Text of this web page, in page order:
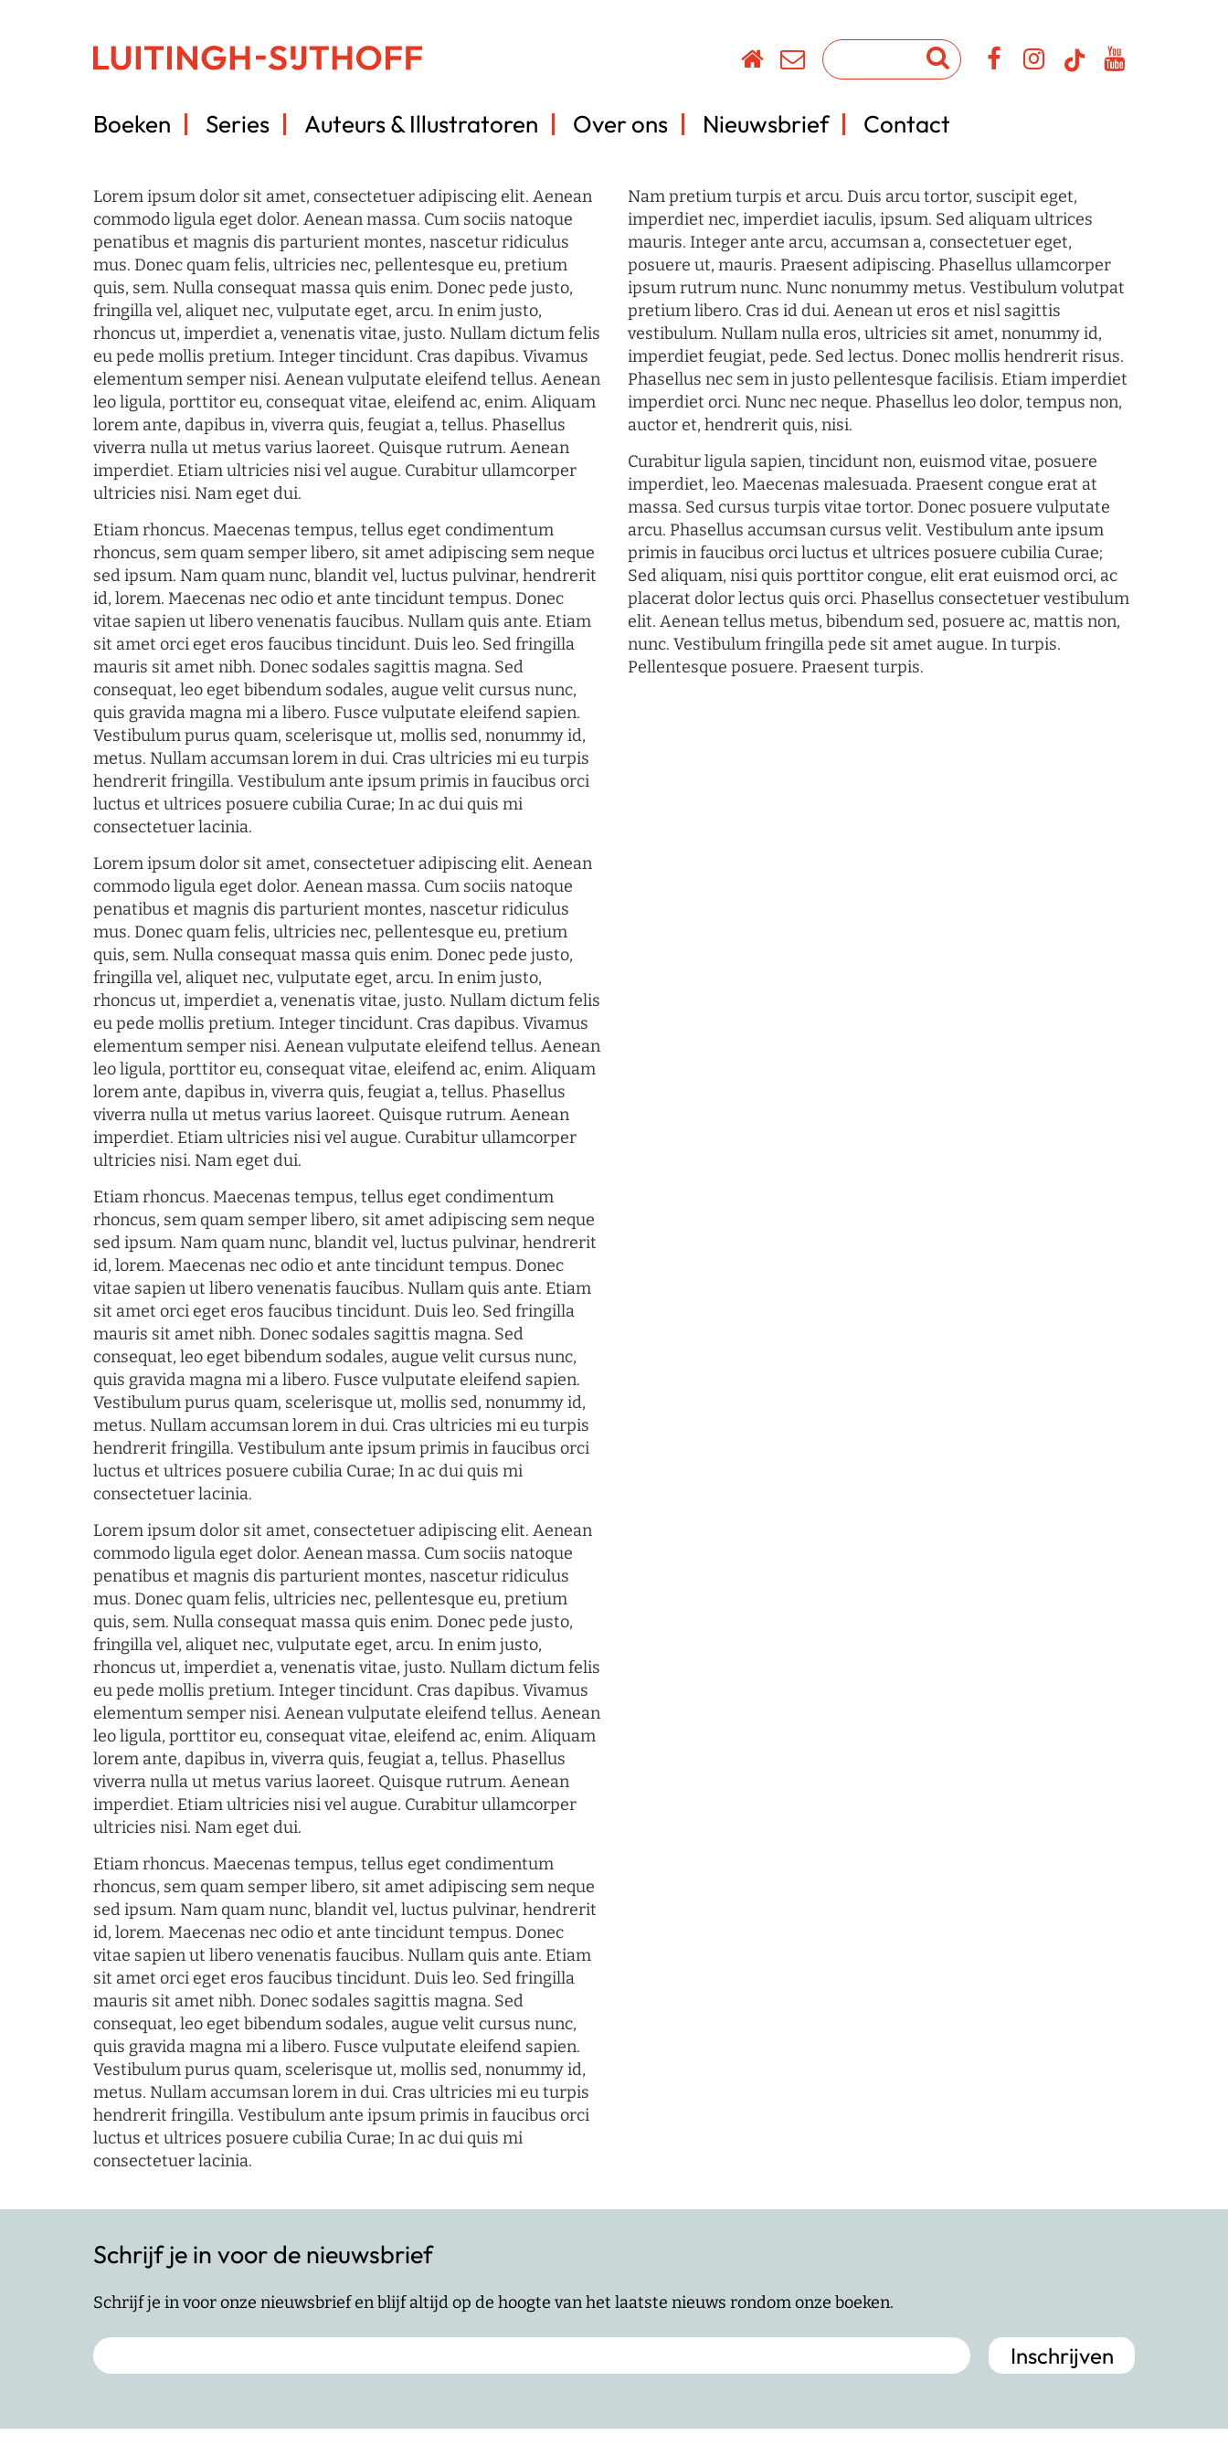
Boeken Series Auteurs & Illustratoren Over ons Nieuwsbrief Contact
Lorem ipsum dolor sit amet, consectetuer adipiscing elit. Aenean
commodo ligula eget dolor. Aenean massa. Cum sociis natoque
penatibus et magnis dis parturient montes, nascetur ridiculus
mus. Donec quam felis, ultricies nec, pellentesque eu, pretium
quis, sem. Nulla consequat massa quis enim. Donec pede justo,
fringilla vel, aliquet nec, vulputate eget, arcu. In enim justo,
rhoncus ut, imperdiet a, venenatis vitae, justo. Nullam dictum felis
eu pede mollis pretium. Integer tincidunt. Cras dapibus. Vivamus
elementum semper nisi. Aenean vulputate eleifend tellus. Aenean
leo ligula, porttitor eu, consequat vitae, eleifend ac, enim. Aliquam
lorem ante, dapibus in, viverra quis, feugiat a, tellus. Phasellus
viverra nulla ut metus varius laoreet. Quisque rutrum. Aenean
imperdiet. Etiam ultricies nisi vel augue. Curabitur ullamcorper
ultricies nisi. Nam eget dui.
Etiam rhoncus. Maecenas tempus, tellus eget condimentum
rhoncus, sem quam semper libero, sit amet adipiscing sem neque
sed ipsum. Nam quam nunc, blandit vel, luctus pulvinar, hendrerit
id, lorem. Maecenas nec odio et ante tincidunt tempus. Donec
vitae sapien ut libero venenatis faucibus. Nullam quis ante. Etiam
sit amet orci eget eros faucibus tincidunt. Duis leo. Sed fringilla
mauris sit amet nibh. Donec sodales sagittis magna. Sed
consequat, leo eget bibendum sodales, augue velit cursus nunc,
quis gravida magna mi a libero. Fusce vulputate eleifend sapien.
Vestibulum purus quam, scelerisque ut, mollis sed, nonummy id,
metus. Nullam accumsan lorem in dui. Cras ultricies mi eu turpis
hendrerit fringilla. Vestibulum ante ipsum primis in faucibus orci
luctus et ultrices posuere cubilia Curae; In ac dui quis mi
consectetuer lacinia.
Lorem ipsum dolor sit amet, consectetuer adipiscing elit. Aenean
commodo ligula eget dolor. Aenean massa. Cum sociis natoque
penatibus et magnis dis parturient montes, nascetur ridiculus
mus. Donec quam felis, ultricies nec, pellentesque eu, pretium
quis, sem. Nulla consequat massa quis enim. Donec pede justo,
fringilla vel, aliquet nec, vulputate eget, arcu. In enim justo,
rhoncus ut, imperdiet a, venenatis vitae, justo. Nullam dictum felis
eu pede mollis pretium. Integer tincidunt. Cras dapibus. Vivamus
elementum semper nisi. Aenean vulputate eleifend tellus. Aenean
leo ligula, porttitor eu, consequat vitae, eleifend ac, enim. Aliquam
lorem ante, dapibus in, viverra quis, feugiat a, tellus. Phasellus
viverra nulla ut metus varius laoreet. Quisque rutrum. Aenean
imperdiet. Etiam ultricies nisi vel augue. Curabitur ullamcorper
ultricies nisi. Nam eget dui.
Etiam rhoncus. Maecenas tempus, tellus eget condimentum
rhoncus, sem quam semper libero, sit amet adipiscing sem neque
sed ipsum. Nam quam nunc, blandit vel, luctus pulvinar, hendrerit
id, lorem. Maecenas nec odio et ante tincidunt tempus. Donec
vitae sapien ut libero venenatis faucibus. Nullam quis ante. Etiam
sit amet orci eget eros faucibus tincidunt. Duis leo. Sed fringilla
mauris sit amet nibh. Donec sodales sagittis magna. Sed
consequat, leo eget bibendum sodales, augue velit cursus nunc,
quis gravida magna mi a libero. Fusce vulputate eleifend sapien.
Vestibulum purus quam, scelerisque ut, mollis sed, nonummy id,
metus. Nullam accumsan lorem in dui. Cras ultricies mi eu turpis
hendrerit fringilla. Vestibulum ante ipsum primis in faucibus orci
luctus et ultrices posuere cubilia Curae; In ac dui quis mi
consectetuer lacinia.
Lorem ipsum dolor sit amet, consectetuer adipiscing elit. Aenean
commodo ligula eget dolor. Aenean massa. Cum sociis natoque
penatibus et magnis dis parturient montes, nascetur ridiculus
mus. Donec quam felis, ultricies nec, pellentesque eu, pretium
quis, sem. Nulla consequat massa quis enim. Donec pede justo,
fringilla vel, aliquet nec, vulputate eget, arcu. In enim justo,
rhoncus ut, imperdiet a, venenatis vitae, justo. Nullam dictum felis
eu pede mollis pretium. Integer tincidunt. Cras dapibus. Vivamus
elementum semper nisi. Aenean vulputate eleifend tellus. Aenean
leo ligula, porttitor eu, consequat vitae, eleifend ac, enim. Aliquam
lorem ante, dapibus in, viverra quis, feugiat a, tellus. Phasellus
viverra nulla ut metus varius laoreet. Quisque rutrum. Aenean
imperdiet. Etiam ultricies nisi vel augue. Curabitur ullamcorper
ultricies nisi. Nam eget dui.
Etiam rhoncus. Maecenas tempus, tellus eget condimentum
rhoncus, sem quam semper libero, sit amet adipiscing sem neque
sed ipsum. Nam quam nunc, blandit vel, luctus pulvinar, hendrerit
id, lorem. Maecenas nec odio et ante tincidunt tempus. Donec
vitae sapien ut libero venenatis faucibus. Nullam quis ante. Etiam
sit amet orci eget eros faucibus tincidunt. Duis leo. Sed fringilla
mauris sit amet nibh. Donec sodales sagittis magna. Sed
consequat, leo eget bibendum sodales, augue velit cursus nunc,
quis gravida magna mi a libero. Fusce vulputate eleifend sapien.
Vestibulum purus quam, scelerisque ut, mollis sed, nonummy id,
metus. Nullam accumsan lorem in dui. Cras ultricies mi eu turpis
hendrerit fringilla. Vestibulum ante ipsum primis in faucibus orci
luctus et ultrices posuere cubilia Curae; In ac dui quis mi
consectetuer lacinia.
Nam pretium turpis et arcu. Duis arcu tortor, suscipit eget,
imperdiet nec, imperdiet iaculis, ipsum. Sed aliquam ultrices
mauris. Integer ante arcu, accumsan a, consectetuer eget,
posuere ut, mauris. Praesent adipiscing. Phasellus ullamcorper
ipsum rutrum nunc. Nunc nonummy metus. Vestibulum volutpat
pretium libero. Cras id dui. Aenean ut eros et nisl sagittis
vestibulum. Nullam nulla eros, ultricies sit amet, nonummy id,
imperdiet feugiat, pede. Sed lectus. Donec mollis hendrerit risus.
Phasellus nec sem in justo pellentesque facilisis. Etiam imperdiet
imperdiet orci. Nunc nec neque. Phasellus leo dolor, tempus non,
auctor et, hendrerit quis, nisi.
Curabitur ligula sapien, tincidunt non, euismod vitae, posuere
imperdiet, leo. Maecenas malesuada. Praesent congue erat at
massa. Sed cursus turpis vitae tortor. Donec posuere vulputate
arcu. Phasellus accumsan cursus velit. Vestibulum ante ipsum
primis in faucibus orci luctus et ultrices posuere cubilia Curae;
Sed aliquam, nisi quis porttitor congue, elit erat euismod orci, ac
placerat dolor lectus quis orci. Phasellus consectetuer vestibulum
elit. Aenean tellus metus, bibendum sed, posuere ac, mattis non,
nunc. Vestibulum fringilla pede sit amet augue. In turpis.
Pellentesque posuere. Praesent turpis.
Schrijf je in voor de nieuwsbrief
Schrijf je in voor onze nieuwsbrief en blijf altijd op de hoogte van het laatste nieuws rondom onze boeken.